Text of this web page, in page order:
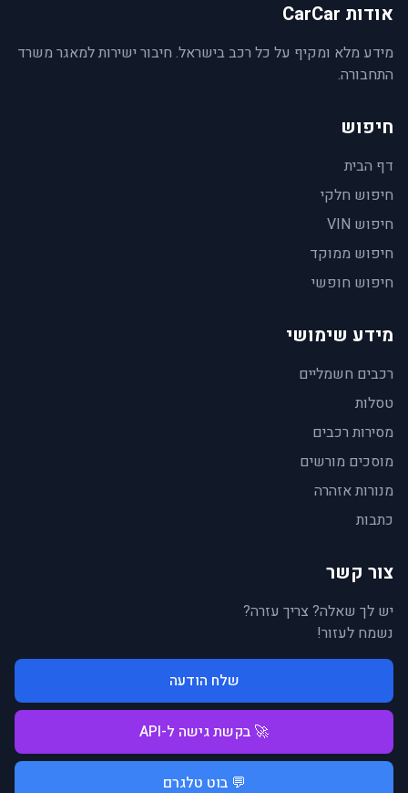
אודות CarCar
מידע מלא ומקיף על כל רכב בישראל. חיבור ישירות למאגר משרד
התחבורה.
חיפוש
דף הבית
חיפוש חלקי
חיפוש VIN
חיפוש ממוקד
חיפוש חופשי
מידע שימושי
רכבים חשמליים
טסלות
מסירות רכבים
מוסכים מורשים
מנורות אזהרה
כתבות
צור קשר
יש לך שאלה? צריך עזרה?
נשמח לעזור!
שלח הודעה
🚀 בקשת גישה ל-API
💬 בוט טלגרם